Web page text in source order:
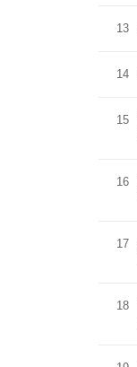
13
14
15
16
17
18